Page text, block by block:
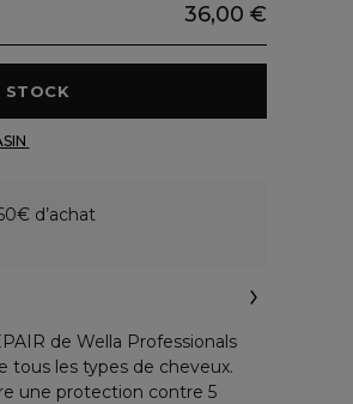
36,00 €
d’achat
de Wella Professionals
tous les types de cheveux.
une protection contre 5